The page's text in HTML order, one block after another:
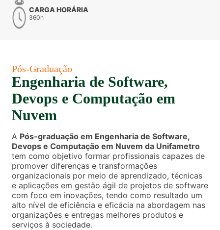
CARGA HORÁRIA
360h
Pós-Graduação
Engenharia de Software,
Devops e Computação em
Nuvem
A Pós-graduação em Engenharia de Software,
Devops e Computação em Nuvem da Unifametro
tem como objetivo formar profissionais capazes de
promover diferenças e transformações
organizacionais por meio de aprendizado, técnicas
e aplicações em gestão ágil de projetos de software
com foco em inovações, tendo como resultado um
alto nível de eficiência e eficácia na abordagem nas
organizações e entregas melhores produtos e
serviços à sociedade.